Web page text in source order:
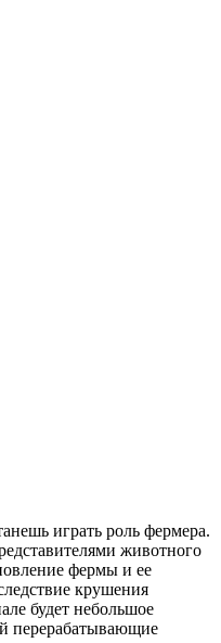
играть роль фермера.
животного
фермы и ее
крушения
будет небольшое
перерабатывающие